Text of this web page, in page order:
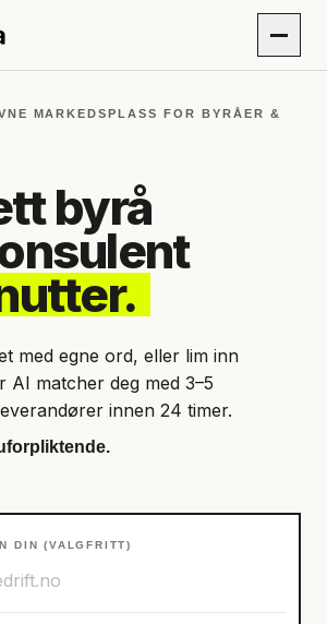
MARKEDSPLASS FOR BYRÅER &
byrå
med egne ord, eller lim inn
AI matcher deg med 3–5
innen 24 timer.
DIN (VALGFRITT)